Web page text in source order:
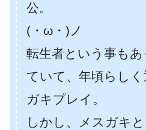
公。
(・ω・)ノ
転生者という事も
ていて、年頃らし
ガキプレイ。
しかし、メスガキ